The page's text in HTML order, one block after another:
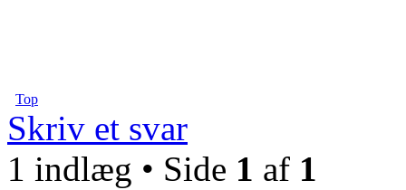
Top
Skriv et svar
1 indlæg • Side 1 af 1